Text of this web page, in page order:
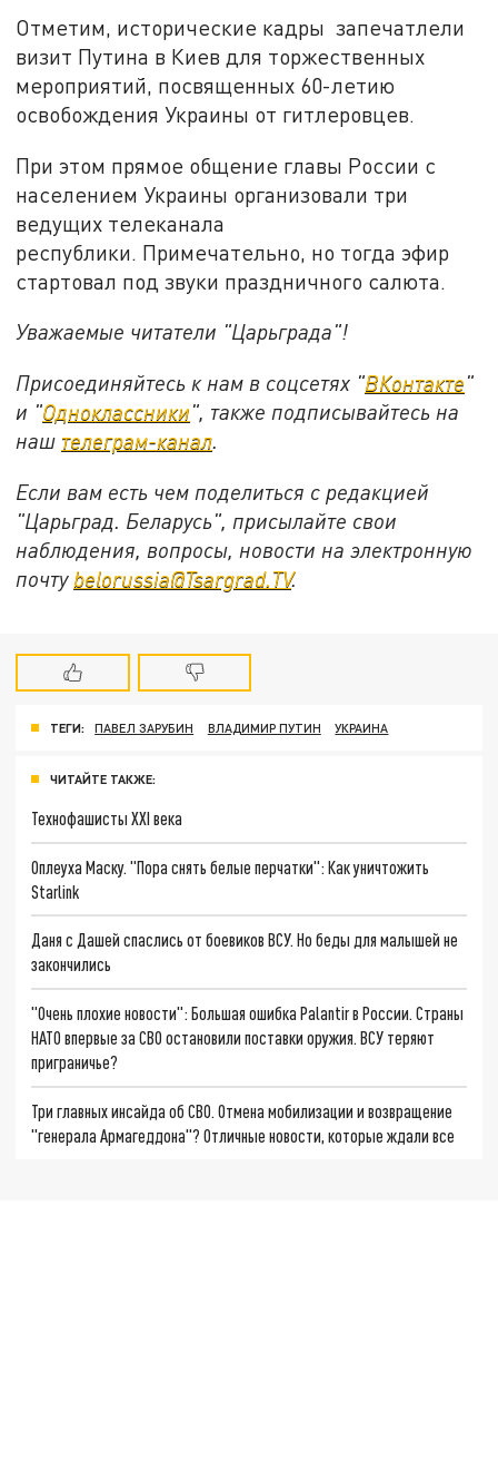
Отметим, исторические кадры запечатлели
визит Путина в Киев для торжественных
мероприятий, посвященных 60-летию
освобождения Украины от гитлеровцев.
При этом прямое общение главы России с
населением Украины организовали три
ведущих телеканала
республики. Примечательно, но тогда эфир
стартовал под звуки праздничного салюта.
Уважаемые читатели "Царьграда"!
Присоединяйтесь к нам в соцсетях "ВКонтакте"
и "Одноклассники", также подписывайтесь на
наш телеграм-канал.
Если вам есть чем поделиться с редакцией
"Царьград. Беларусь", присылайте свои
наблюдения, вопросы, новости на электронную
почту belorussia@Tsargrad.TV.
ТЕГИ: ПАВЕЛ ЗАРУБИН ВЛАДИМИР ПУТИН УКРАИНА
ЧИТАЙТЕ ТАКЖЕ:
Технофашисты XXI века
Оплеуха Маску. "Пора снять белые перчатки": Как уничтожить
Starlink
Даня с Дашей спаслись от боевиков ВСУ. Но беды для малышей не
закончились
"Очень плохие новости": Большая ошибка Palantir в России. Страны
НАТО впервые за СВО остановили поставки оружия. ВСУ теряют
приграничье?
Три главных инсайда об СВО. Отмена мобилизации и возвращение
"генерала Армагеддона"? Отличные новости, которые ждали все